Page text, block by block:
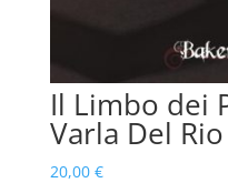
Il Limbo dei
Varla Del
20,00 €